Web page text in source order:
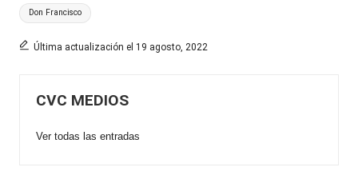
Etiquetas:
Don Francisco
Última actualización el 19 agosto, 2022
CVC MEDIOS
Ver todas las entradas